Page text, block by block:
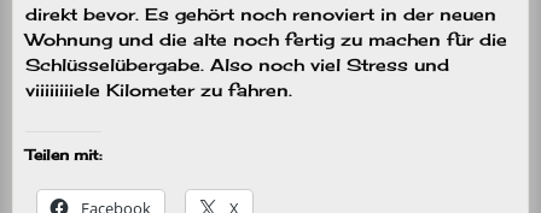
direkt bevor. Es gehört noch renoviert in der neuen
Wohnung und die alte noch fertig zu machen für die
Schlüsselübergabe. Also noch viel Stress und
viiiiiiiiele Kilometer zu fahren.
Teilen mit:
Facebook X